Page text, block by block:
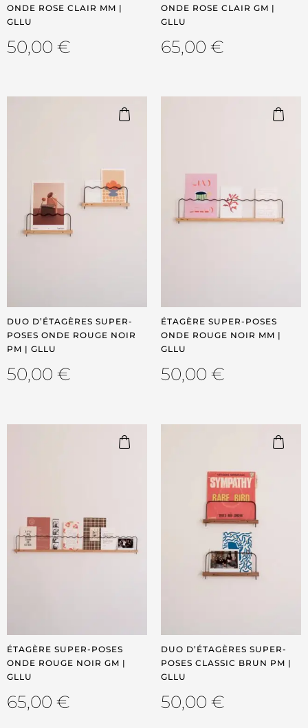
ONDE ROSE CLAIR MM |
GLLU
50,00 €
ONDE ROSE CLAIR GM |
GLLU
65,00 €
DUO D’ÉTAGÈRES SUPER-
POSES ONDE ROUGE NOIR
PM | GLLU
50,00 €
ÉTAGÈRE SUPER-POSES
ONDE ROUGE NOIR MM |
GLLU
50,00 €
ÉTAGÈRE SUPER-POSES
ONDE ROUGE NOIR GM |
GLLU
65,00 €
DUO D’ÉTAGÈRES SUPER-
POSES CLASSIC BRUN PM |
GLLU
50,00 €